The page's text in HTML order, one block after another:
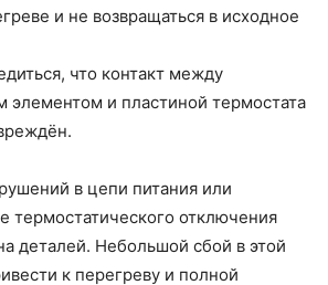
и не возвращаться в исходное
что контакт между
элементом и пластиной термостата
в цепи питания или
термостатического отключения
деталей. Небольшой сбой в этой
к перегреву и полной